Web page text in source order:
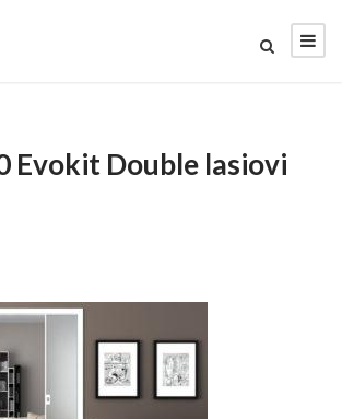
Evokit Double lasiovi